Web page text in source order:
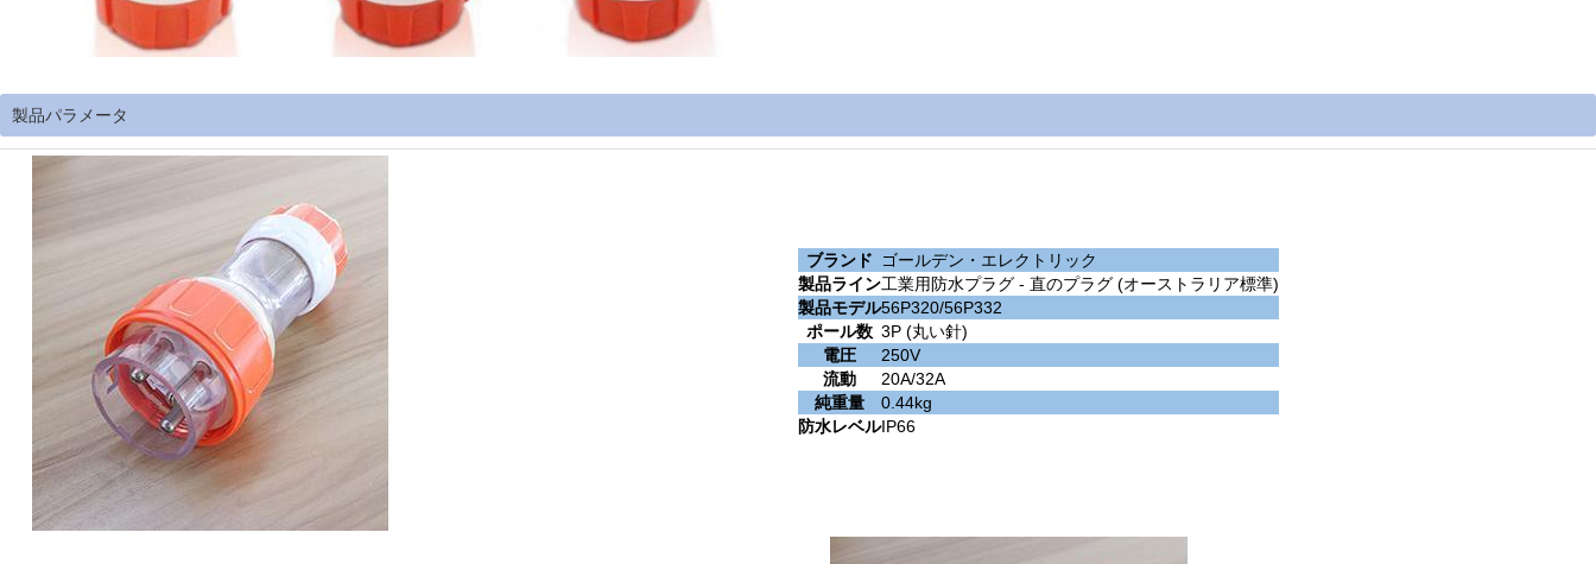
製品パラメータ
ブランド
ゴールデン・エレクトリック
製品ライン工業用防水プラグ - 直のプラグ (オーストラリア標準)
製品モデル56P320/56P332
ポール数 3P (丸い針)
電圧
250V
流動
20A/32A
純重量
0.44kg
防水レベルIP66